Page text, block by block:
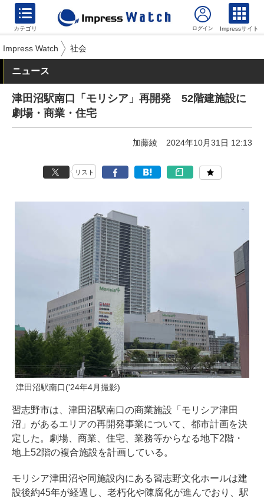
カテゴリ Impressサイト
Impress Watch 社会
ニュース
津田沼駅南口「モリシア」再開発 52階建施設に
劇場・商業・住宅
加藤綾 2024年10月31日 12:13
リスト
津田沼駅南口('24年4月撮影)
習志野市は、津田沼駅南口の商業施設「モリシア津田
沼」があるエリアの再開発事業について、都市計画を決
定した。劇場、商業、住宅、業務等からなる地下2階・
地上52階の複合施設を計画している。
モリシア津田沼や同施設内にある習志野文化ホールは建
設後約45年が経過し、老朽化や陳腐化が進んでおり、駅